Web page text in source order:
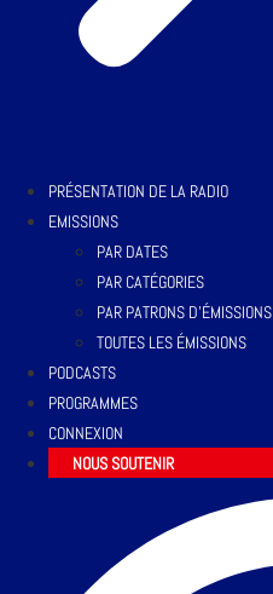
PRÉSENTATION DE LA RADIO
EMISSIONS
PAR DATES
PAR CATÉGORIES
PAR PATRONS D’ÉMISSIONS
TOUTES LES ÉMISSIONS
PODCASTS
PROGRAMMES
CONNEXION
NOUS SOUTENIR